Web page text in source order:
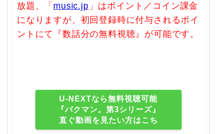
放題、「 music.jp 」はポイント／コイン課金
になりますが、初回登録時に付与されるポイ
ントにて『数話分の無料視聴』が可能です。
U-NEXTなら無料視聴可能
『バクマン。第3シリーズ』
直ぐ動画を見たい方はこち